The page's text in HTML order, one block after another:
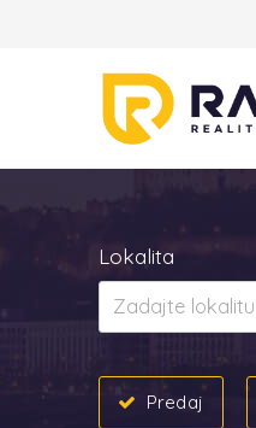
Lokalita
Predaj